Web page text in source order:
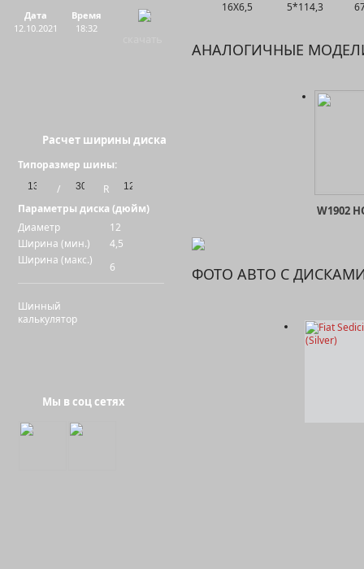
16Х6,5 5*114,3
АНАЛОГИЧНЫЕ
W1902
ФОТО АВТО С
Дата
12.10.2021
Время
18:32
Расчет ширины диска
Типоразмер шины:
/
R
Параметры диска (дюйм)
Диаметр
12
Ширина (мин.)
4,5
Ширина (макс.)
6
Шинный
калькулятор
Мы в соц сетях